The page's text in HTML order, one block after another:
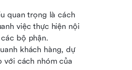
quan trọng là cách
việc thực hiện nội
bộ phận.
khách hàng, dự
với cách nhóm của